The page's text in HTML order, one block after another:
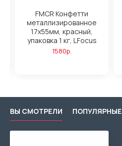
FMCR Конфетти
металлизированное
17х55мм, красный,
упаковка 1 кг, LFocus
1580р.
ВЫ СМОТРЕЛИ ПОПУЛЯРНЫЕ